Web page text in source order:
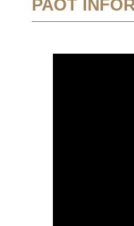
PAOT